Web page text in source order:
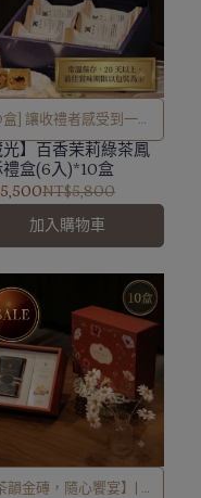
者感受到一份
官被喚醒的祝福體驗。
光】百香茉莉綠茶鳳
禮盒(6入)*10盒
NT$5,800
加入購物車
韻金磚，隨心饗宴】| 附